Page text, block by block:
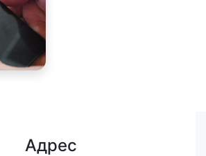
Адрес